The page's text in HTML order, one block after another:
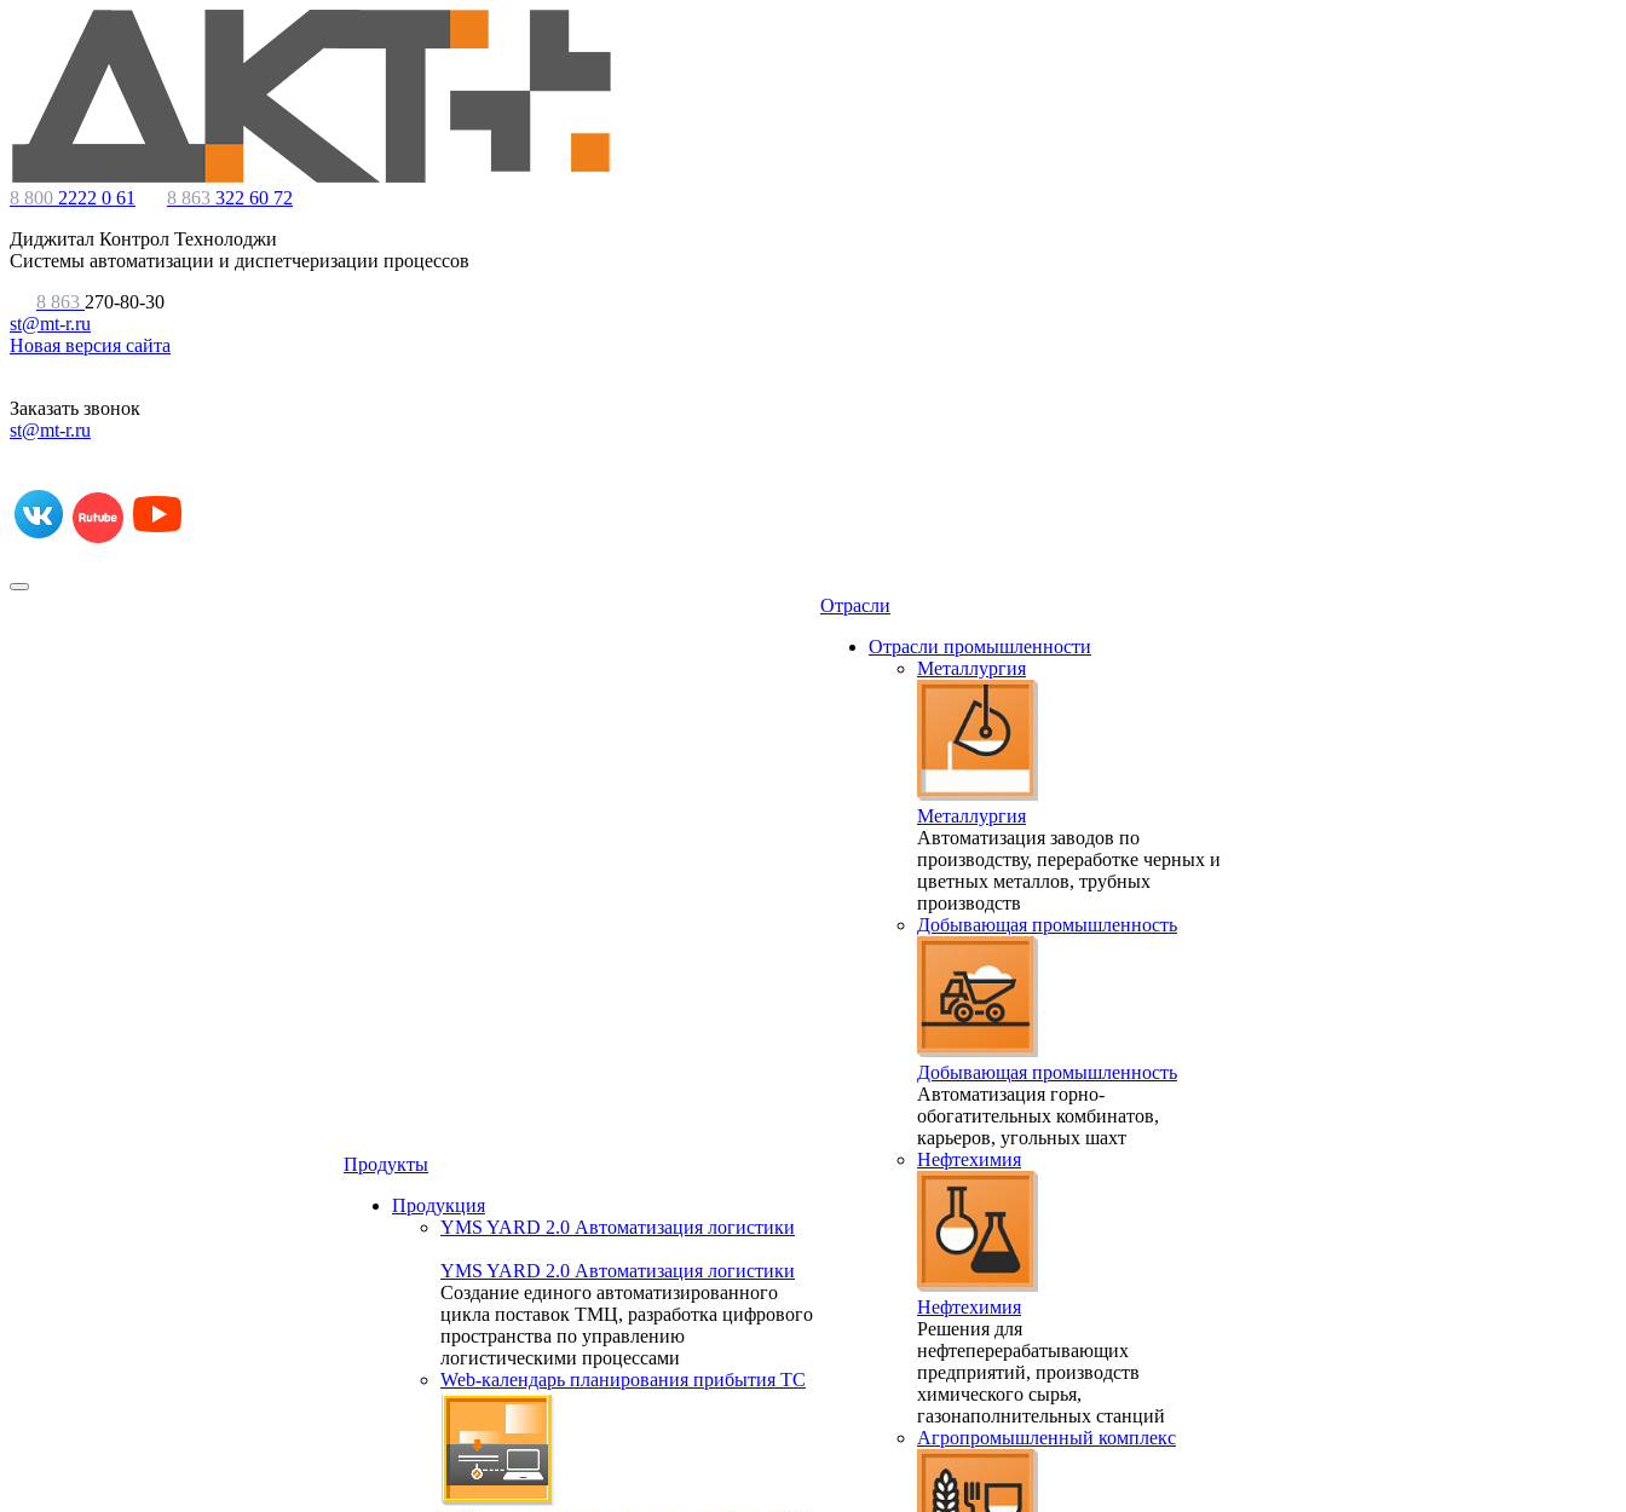
8 800 2222 0 61 8 863 322 60 72
Диджитал Контрол Технолоджи
Системы автоматизации и диспетчеризации процессов
8 863 270-80-30
st@mt-r.ru
Новая версия сайта
Заказать звонок
st@mt-r.ru
Продукты
Продукция
YMS YARD 2.0 Автоматизация логистики
YMS YARD 2.0 Автоматизация логистики
Создание единого автоматизированного
цикла поставок ТМЦ, разработка цифрового
пространства по управлению
логистическими процессами
Web-календарь планирования прибытия ТС
Отрасли
Отрасли промышленности
Металлургия
Металлургия
Автоматизация заводов по
производству, переработке черных и
цветных металлов, трубных
производств
Добывающая промышленность
Добывающая промышленность
Автоматизация горно-
обогатительных комбинатов,
карьеров, угольных шахт
Нефтехимия
Нефтехимия
Решения для
нефтеперерабатывающих
предприятий, производств
химического сырья,
газонаполнительных станций
Агропромышленный комплекс